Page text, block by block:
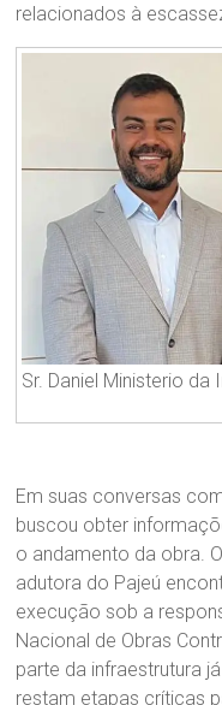
relacionados à
Sr. Daniel Ministerio da
Em suas conversas
buscou obter
o andamento da obra.
adutora do Pajeú
execução sob a
Nacional de Obras
parte da infraestrutura
restam etapas críticas